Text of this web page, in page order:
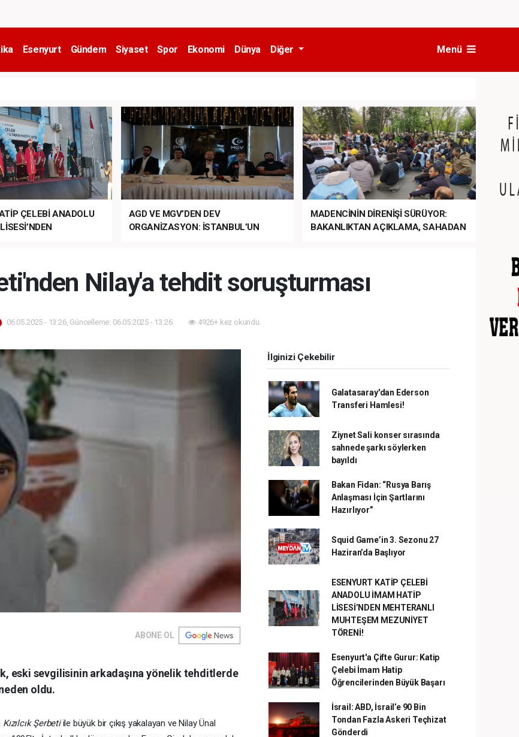
Esenyurt Gündem Siyaset Spor Ekonomi Dünya Diğer Menü
ÇELEBİ ANADOLU
AGD VE MGV’DEN DEV
ORGANİZASYON: İSTANBUL’UN
MADENCİNİN DİRENİŞİ SÜRÜYOR:
BAKANLIKTAN AÇIKLAMA, SAHADAN
Nilay'a tehdit soruşturması
06.05.2025 - 13:26, Güncelleme: 06.05.2025 - 13:26 4926+ kez okundu.
ABONE OL
eski sevgilisinin arkadaşına yönelik tehditlerde
oldu.
Kızılcık Şerbetiile büyük bir çıkış yakalayan ve Nilay Ünal
İlginizi Çekebilir
Galatasaray'dan Ederson
Transferi Hamlesi!
Ziynet Sali konser sırasında
sahnede şarkı söylerken
bayıldı
Bakan Fidan: “Rusya Barış
Anlaşması İçin Şartlarını
Hazırlıyor”
Squid Game’in 3. Sezonu 27
Haziran’da Başlıyor
ESENYURT KATİP ÇELEBİ
ANADOLU İMAM HATİP
LİSESİ’NDEN MEHTERANLI
MUHTEŞEM MEZUNİYET
TÖRENİ!
Esenyurt'a Çifte Gurur: Katip
Çelebi İmam Hatip
Öğrencilerinden Büyük Başarı
İsrail: ABD, İsrail’e 90 Bin
Tondan Fazla Askeri Teçhizat
Gönderdi